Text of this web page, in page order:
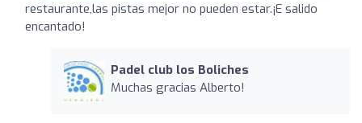
restaurante,las pistas mejor no pueden estar.¡E salido
encantado!
Padel club los Boliches
Muchas gracias Alberto!